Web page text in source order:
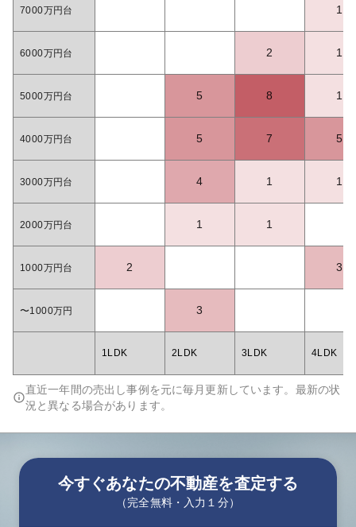
7000万円台 1
6000万円台 2 1
5000万円台 5 8 1
4000万円台 5 7 5
3000万円台 4 1 1
2000万円台 1 1
1000万円台 2 3
〜1000万円 3
1LDK 2LDK 3LDK 4LDK
直近一年間の売出し事例を元に毎月更新しています。最新の状
況と異なる場合があります。
今すぐあなたの不動産を査定する
（完全無料・入力１分）